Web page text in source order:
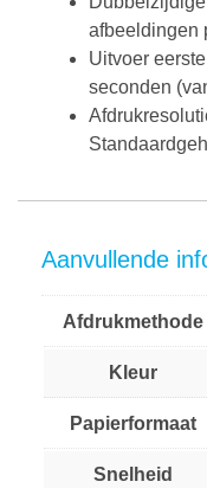
afbeeldingen
Uitvoer
seconden
Aanvullende
Afdrukmethode
Kleur
Papierformaat
Snelheid